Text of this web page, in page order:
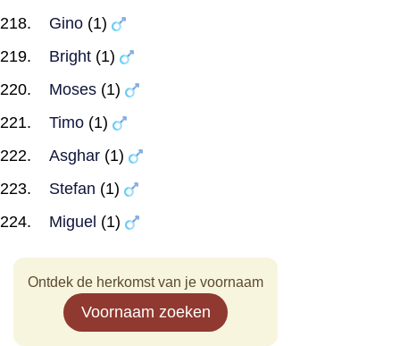
Gino (1)
Bright (1)
Moses (1)
Timo (1)
Asghar (1)
Stefan (1)
Miguel (1)
Ontdek de herkomst van je voornaam
Voornaam zoeken